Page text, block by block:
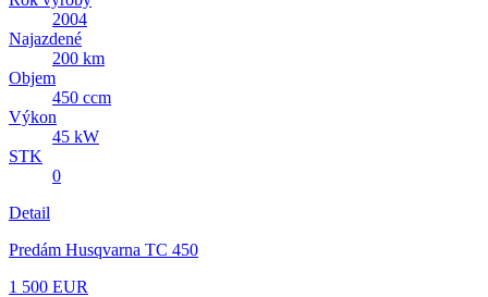
2004
Najazdené
200 km
Objem
450 ccm
Výkon
45 kW
STK
0
Detail
Predám Husqvarna TC 450
1 500 EUR